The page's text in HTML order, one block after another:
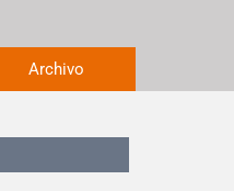
Archivo